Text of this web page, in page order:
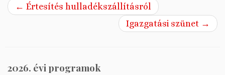
← Értesítés hulladékszállításról
Igazgatási szünet →
2026. évi programok